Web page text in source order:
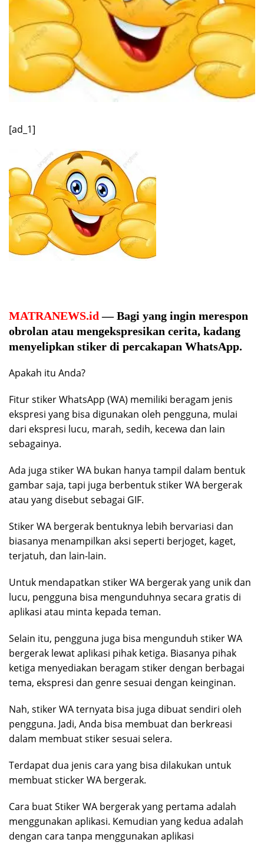
[ad_1]
MATRANEWS.id — Bagi yang ingin merespon
obrolan atau mengekspresikan cerita, kadang
menyelipkan stiker di percakapan WhatsApp.
Apakah itu Anda?
Fitur stiker WhatsApp (WA) memiliki beragam jenis
ekspresi yang bisa digunakan oleh pengguna, mulai
dari ekspresi lucu, marah, sedih, kecewa dan lain
sebagainya.
Ada juga stiker WA bukan hanya tampil dalam bentuk
gambar saja, tapi juga berbentuk stiker WA bergerak
atau yang disebut sebagai GIF.
Stiker WA bergerak bentuknya lebih bervariasi dan
biasanya menampilkan aksi seperti berjoget, kaget,
terjatuh, dan lain-lain.
Untuk mendapatkan stiker WA bergerak yang unik dan
lucu, pengguna bisa mengunduhnya secara gratis di
aplikasi atau minta kepada teman.
Selain itu, pengguna juga bisa mengunduh stiker WA
bergerak lewat aplikasi pihak ketiga. Biasanya pihak
ketiga menyediakan beragam stiker dengan berbagai
tema, ekspresi dan genre sesuai dengan keinginan.
Nah, stiker WA ternyata bisa juga dibuat sendiri oleh
pengguna. Jadi, Anda bisa membuat dan berkreasi
dalam membuat stiker sesuai selera.
Terdapat dua jenis cara yang bisa dilakukan untuk
membuat sticker WA bergerak.
Cara buat Stiker WA bergerak yang pertama adalah
menggunakan aplikasi. Kemudian yang kedua adalah
dengan cara tanpa menggunakan aplikasi